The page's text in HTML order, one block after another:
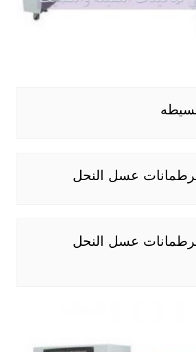
برطمانات عسل النحل
برطمانات عسل النحل